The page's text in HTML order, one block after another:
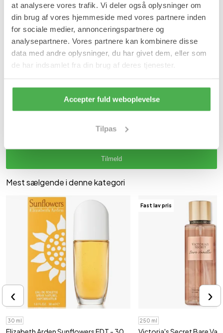
at analysere vores trafik. Vi deler også oplysninger om
din brug af vores hjemmeside med vores partnere inden
for sociale medier, annonceringspartnere og
analysepartnere. Vores partnere kan kombinere disse
data med andre oplysninger, du har givet dem, eller som
de har indsamlet fra din brug af deres tjenester.
Accepter fuld weboplevelse
Tilpas
Varenummer: 4101
Se mere
Police Eau de toilette kvinder
Vil du have besked når varen er på lager igen?
Ja tak, jeg vil gerne modtage 1 besked pr. e-mail, når varen er på
Tilmeld
Mest sælgende i denne kategori
30 ml
Fast lav pris
250 ml
‹ ›